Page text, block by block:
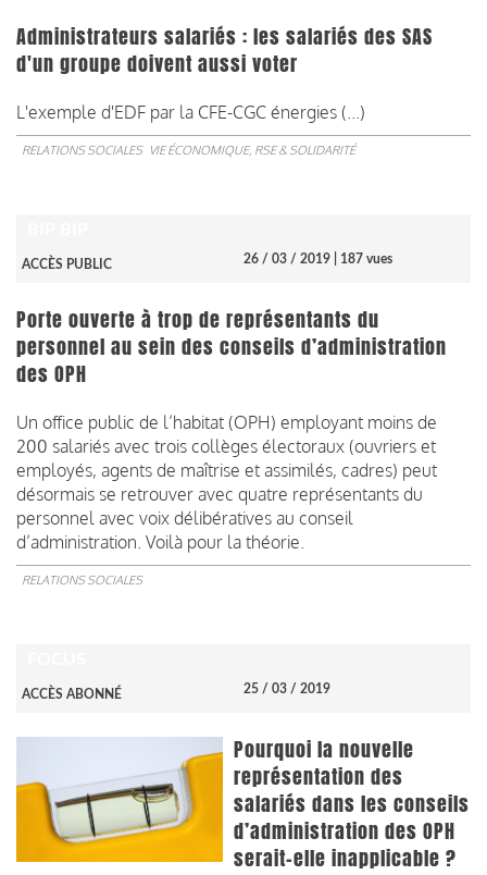
Administrateurs salariés : les salariés des SAS
d'un groupe doivent aussi voter
L'exemple d'EDF par la CFE-CGC énergies (...)
RELATIONS SOCIALES VIE ÉCONOMIQUE, RSE & SOLIDARITÉ
ACCÈS PUBLIC 26 / 03 / 2019 | 187 vues
Porte ouverte à trop de représentants du
personnel au sein des conseils d’administration
des OPH
Un office public de l’habitat (OPH) employant moins de
200 salariés avec trois collèges électoraux (ouvriers et
employés, agents de maîtrise et assimilés, cadres) peut
désormais se retrouver avec quatre représentants du
personnel avec voix délibératives au conseil
d’administration. Voilà pour la théorie.
RELATIONS SOCIALES
ACCÈS ABONNÉ 25 / 03 / 2019
Pourquoi la nouvelle
représentation des
salariés dans les conseils
d’administration des OPH
serait-elle inapplicable ?